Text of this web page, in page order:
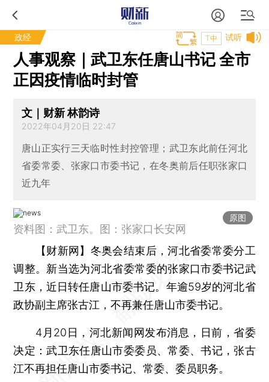
政经 试听
T中
人事观察｜武卫东任唐山书记 全市
正因疫情临时封管
文｜财新 林韵诗
2022年04月20日 22:47
唐山正实行三天临时性封控管理；武卫东此前任河北
省委常委、张家口市委书记，在冬奥前后任职张家口
近九年
原图
资料图：武卫东。图：张家口长安网
【财新网】 冬奥会结束后，河北省委常委分工
调整。新当选为河北省委常委的张家口市委书记武
卫东，近日转任唐山市委书记。年逾59岁的河北省
政协副主席张古江，不再兼任唐山市委书记。
4月20日，河北新闻网发布消息，日前，省委
决定：武卫东任唐山市委委员、常委、书记，张古
江不再担任唐山市委书记、常委、委员职务。